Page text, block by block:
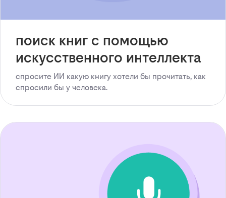
поиск книг с помощью
искусственного интеллекта
спросите ИИ какую книгу хотели бы прочитать, как
спросили бы у человека.